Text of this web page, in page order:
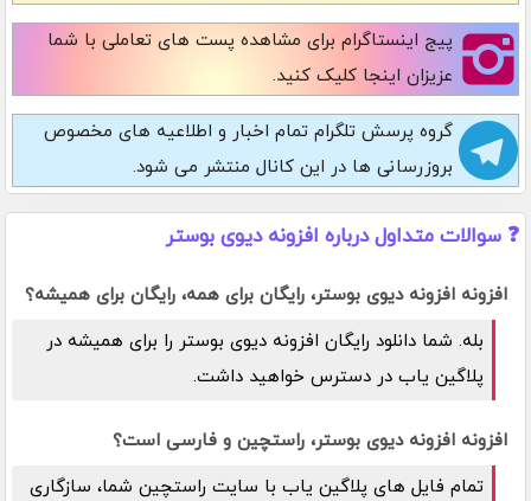
پیج اینستاگرام برای مشاهده پست های تعاملی با شما
عزیزان اینجا کلیک کنید.
گروه پرسش تلگرام تمام اخبار و اطلاعیه های مخصوص
بروزرسانی ها در این کانال منتشر می شود.
❓ سوالات متداول درباره افزونه دیوی بوستر
افزونه افزونه دیوی بوستر، رایگان برای همه، رایگان برای همیشه؟
بله. شما دانلود رایگان افزونه دیوی بوستر را برای همیشه در
پلاگین یاب در دسترس خواهید داشت.
افزونه افزونه دیوی بوستر، راستچین و فارسی است؟
تمام فایل های پلاگین یاب با سایت راستچین شما، سازگاری